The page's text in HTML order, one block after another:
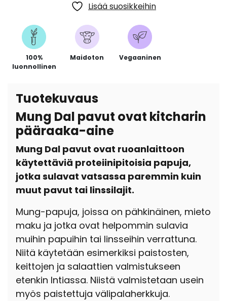
Lisää suosikkeihin
100%
luonnollinen
Maidoton Vegaaninen
Tuotekuvaus
Mung Dal pavut ovat kitcharin
pääraaka-aine
Mung Dal pavut ovat ruoanlaittoon
käytettäviä proteiinipitoisia papuja,
jotka sulavat vatsassa paremmin kuin
muut pavut tai linssilajit.
Mung-papuja, joissa on pähkinäinen, mieto
maku ja jotka ovat helpommin sulavia
muihin papuihin tai linsseihin verrattuna.
Niitä käytetään esimerkiksi paistosten,
keittojen ja salaattien valmistukseen
etenkin Intiassa. Niistä valmistetaan usein
myös paistettuja välipalaherkkuja.